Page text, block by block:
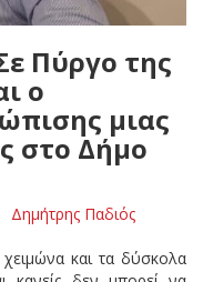
Πύργο της
ο
μιας
στο Δήμο
Δημήτρης Παδιός
και τα δύσκολα